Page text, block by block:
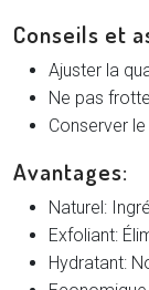
Conseils et
Ajuster la
Ne pas
Conserver
Avantages:
Naturel:
Exfoliant:
Hydratant: